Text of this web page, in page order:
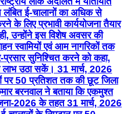
ई-चालानों का अधिक से
के लिए प्रभावी कार्ययोजना तैयार
उन्होंने इस विशेष अवसर की
स्वामियों एवं आम नागरिकों तक
प्रसार सुनिश्चित करने को कहा,
लाभ उठा सकें। 31 मार्च, 2026
पर 50 प्रतिशत तक की छूट जिला
बरनवाल ने बताया कि एकमुश्त
2026 के तहत 31 मार्च, 2026